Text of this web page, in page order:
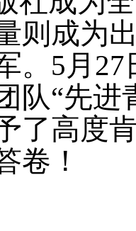
则成为
。5月 27
队“先进
了高度
卷！